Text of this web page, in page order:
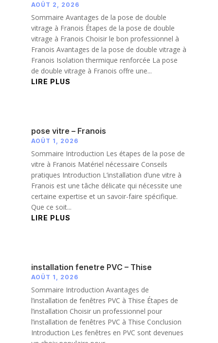
AOÛT 2, 2026
Sommaire Avantages de la pose de double
vitrage à Franois Étapes de la pose de double
vitrage à Franois Choisir le bon professionnel à
Franois Avantages de la pose de double vitrage à
Franois Isolation thermique renforcée La pose
de double vitrage à Franois offre une...
LIRE PLUS
pose vitre – Franois
AOÛT 1, 2026
Sommaire Introduction Les étapes de la pose de
vitre à Franois Matériel nécessaire Conseils
pratiques Introduction L’installation d’une vitre à
Franois est une tâche délicate qui nécessite une
certaine expertise et un savoir-faire spécifique.
Que ce soit...
LIRE PLUS
installation fenetre PVC – Thise
AOÛT 1, 2026
Sommaire Introduction Avantages de
l’installation de fenêtres PVC à Thise Étapes de
l’installation Choisir un professionnel pour
l’installation de fenêtres PVC à Thise Conclusion
Introduction Les fenêtres en PVC sont devenues